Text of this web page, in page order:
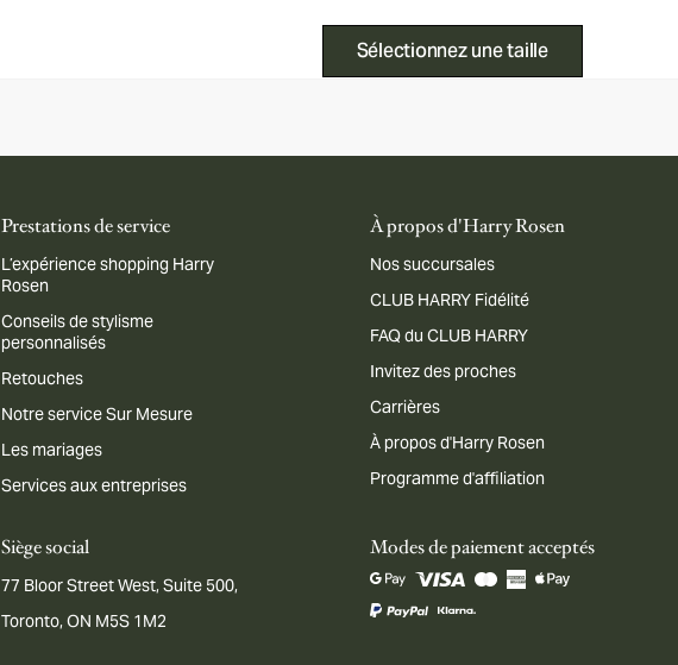
Sélectionnez une taille
Prestations de service
L’expérience shopping Harry
Rosen
Conseils de stylisme
personnalisés
Retouches
Notre service Sur Mesure
Les mariages
Services aux entreprises
À propos d'Harry Rosen
Nos succursales
CLUB HARRY Fidélité
FAQ du CLUB HARRY
Invitez des proches
Carrières
À propos d'Harry Rosen
Programme d'affiliation
Siège social
77 Bloor Street West, Suite 500,
Toronto, ON M5S 1M2
Modes de paiement acceptés